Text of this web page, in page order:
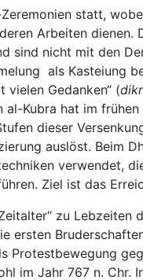
statt,
Arbeiten dienen.
nicht mit den
als Kasteiung
vielen Gedanken“ (
Kubra hat im
dieser
auslöst. Beim
verwendet,
Ziel ist das
zu
ersten
Protestbewegung
im Jahr 767 n. Chr.